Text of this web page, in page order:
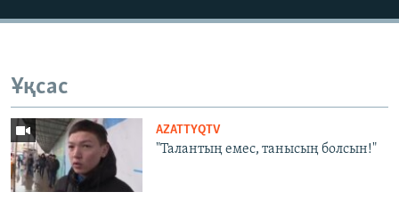
Ұқсас
AZATTYQTV
"Талантың емес, танысың болсын!"